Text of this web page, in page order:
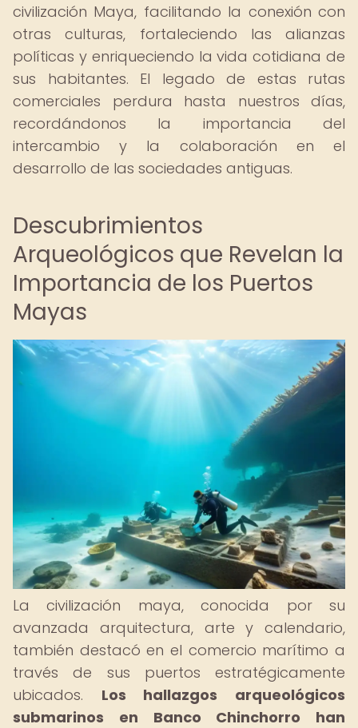
civilización Maya, facilitando la conexión con
otras culturas, fortaleciendo las alianzas
políticas y enriqueciendo la vida cotidiana de
sus habitantes. El legado de estas rutas
comerciales perdura hasta nuestros días,
recordándonos la importancia del
intercambio y la colaboración en el
desarrollo de las sociedades antiguas.
Descubrimientos
Arqueológicos que Revelan la
Importancia de los Puertos
Mayas
La civilización maya, conocida por su
avanzada arquitectura, arte y calendario,
también destacó en el comercio marítimo a
través de sus puertos estratégicamente
ubicados. Los hallazgos arqueológicos
submarinos en Banco Chinchorro han